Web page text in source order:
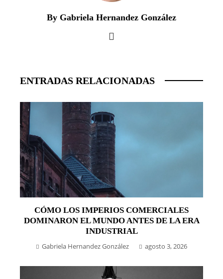
By Gabriela Hernandez González
ENTRADAS RELACIONADAS
CÓMO LOS IMPERIOS COMERCIALES
DOMINARON EL MUNDO ANTES DE LA ERA
INDUSTRIAL
Gabriela Hernandez González agosto 3, 2026